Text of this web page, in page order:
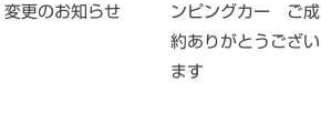
変更のお知らせ
ンピングカー ご成
約ありがとうござい
ます